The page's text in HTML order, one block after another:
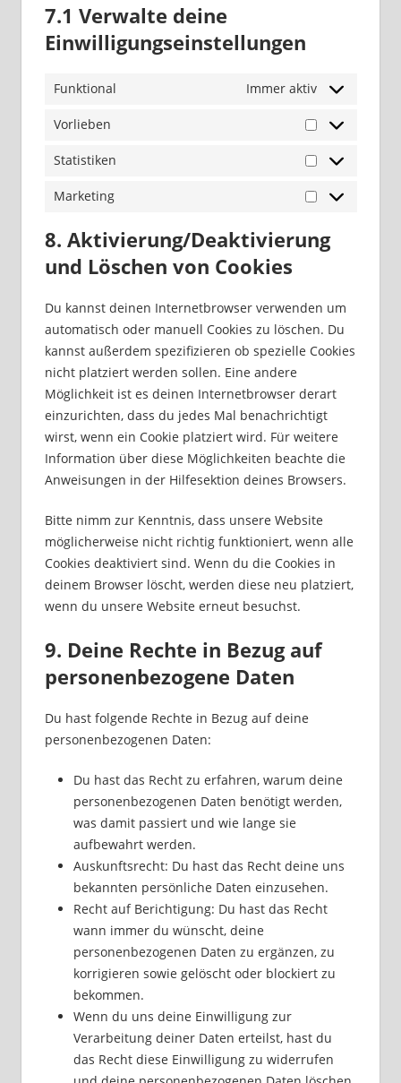
7.1 Verwalte deine
Einwilligungseinstellungen
Funktional Immer aktiv
Vorlieben
Vorlieben
Statistiken
Statistiken
Marketing
Marketing
8. Aktivierung/Deaktivierung
und Löschen von Cookies
Du kannst deinen Internetbrowser verwenden um
automatisch oder manuell Cookies zu löschen. Du
kannst außerdem spezifizieren ob spezielle Cookies
nicht platziert werden sollen. Eine andere
Möglichkeit ist es deinen Internetbrowser derart
einzurichten, dass du jedes Mal benachrichtigt
wirst, wenn ein Cookie platziert wird. Für weitere
Information über diese Möglichkeiten beachte die
Anweisungen in der Hilfesektion deines Browsers.
Bitte nimm zur Kenntnis, dass unsere Website
möglicherweise nicht richtig funktioniert, wenn alle
Cookies deaktiviert sind. Wenn du die Cookies in
deinem Browser löscht, werden diese neu platziert,
wenn du unsere Website erneut besuchst.
9. Deine Rechte in Bezug auf
personenbezogene Daten
Du hast folgende Rechte in Bezug auf deine
personenbezogenen Daten:
Du hast das Recht zu erfahren, warum deine
personenbezogenen Daten benötigt werden,
was damit passiert und wie lange sie
aufbewahrt werden.
Auskunftsrecht: Du hast das Recht deine uns
bekannten persönliche Daten einzusehen.
Recht auf Berichtigung: Du hast das Recht
wann immer du wünscht, deine
personenbezogenen Daten zu ergänzen, zu
korrigieren sowie gelöscht oder blockiert zu
bekommen.
Wenn du uns deine Einwilligung zur
Verarbeitung deiner Daten erteilst, hast du
das Recht diese Einwilligung zu widerrufen